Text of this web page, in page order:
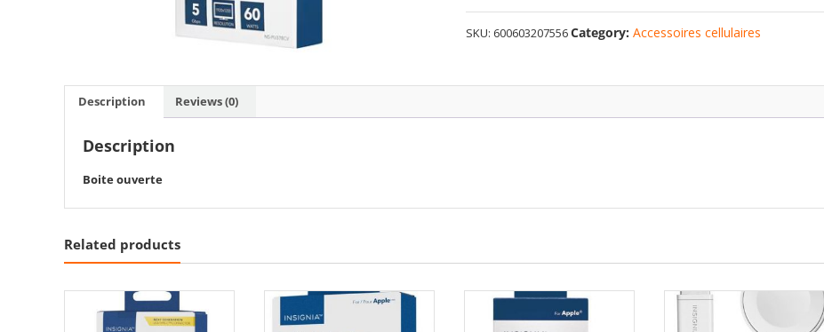
USB
Type-
Multiport
SKU: 600603207556Category:Accessoires cellulaires
Description Reviews (0)
Description
Boite ouverte
Related products